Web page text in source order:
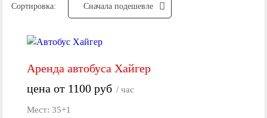
Сортировка: Cначала подешевле
Аренда автобуса Хайгер
цена от 1100руб / час
Мест: 35+1